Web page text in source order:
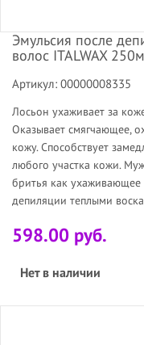
Эмульсия после
волос ITALWAX
Артикул: 00000008335
Лосьон ухаживает за
Оказывает смягчающее,
кожу. Способствует
любого участка кожи.
бритья как ухаживающее
депиляции теплыми
598.00 руб.
Нет в наличии